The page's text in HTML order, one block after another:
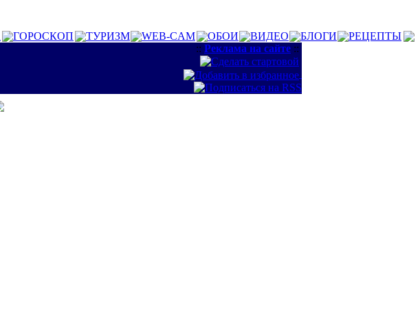
ГОРОСКОП ТУРИЗМ WEB-CAM ОБОИ ВИДЕО БЛОГИ
РЕЦЕПТЫ
:: Реклама на сайте ::